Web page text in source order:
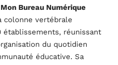
Mon Bureau Numérique
colonne vertébrale
établissements, réunissant
du quotidien
éducative. Sa